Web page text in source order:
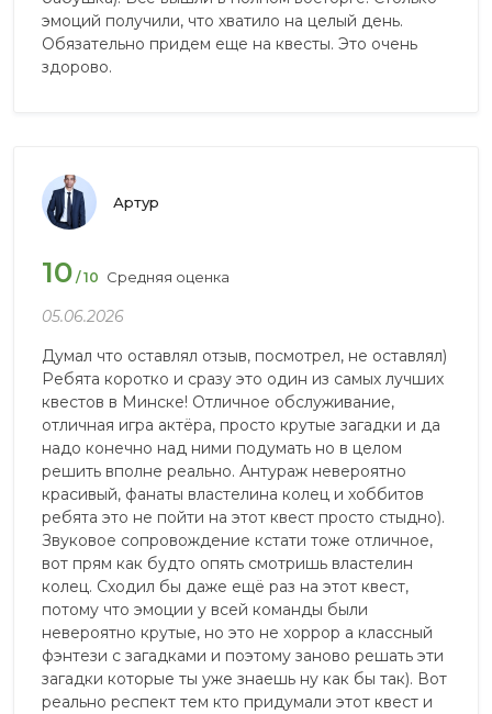
эмоций получили, что хватило на целый день.
Обязательно придем еще на квесты. Это очень
здорово.
Артур
10 / 10 Средняя оценка
05.06.2026
Думал что оставлял отзыв, посмотрел, не оставлял)
Ребята коротко и сразу это один из самых лучших
квестов в Минске! Отличное обслуживание,
отличная игра актёра, просто крутые загадки и да
надо конечно над ними подумать но в целом
решить вполне реально. Антураж невероятно
красивый, фанаты властелина колец и хоббитов
ребята это не пойти на этот квест просто стыдно).
Звуковое сопровождение кстати тоже отличное,
вот прям как будто опять смотришь властелин
колец. Сходил бы даже ещё раз на этот квест,
потому что эмоции у всей команды были
невероятно крутые, но это не хоррор а классный
фэнтези с загадками и поэтому заново решать эти
загадки которые ты уже знаешь ну как бы так). Вот
реально респект тем кто придумали этот квест и